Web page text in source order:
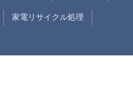
家電リサイクル処理